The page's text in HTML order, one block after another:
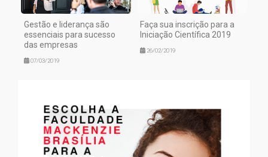
Gestão e liderança são
essenciais para sucesso
das empresas
07/03/2019
Faça sua inscrição para a
Iniciação Científica 2019
26/02/2019